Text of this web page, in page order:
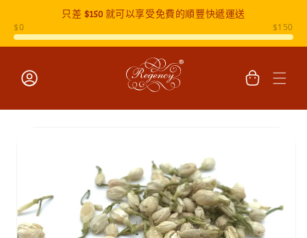
只差 $150就可以享受免費的順豐快遞運送
物